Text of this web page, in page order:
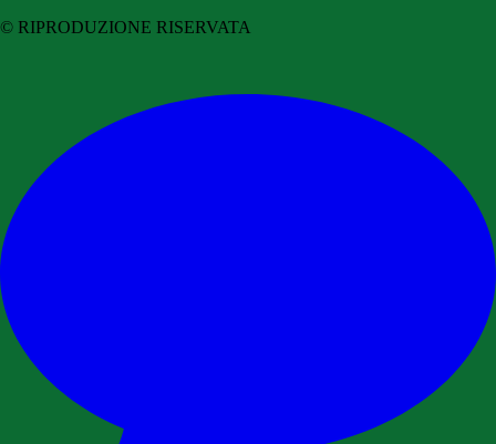
© RIPRODUZIONE RISERVATA